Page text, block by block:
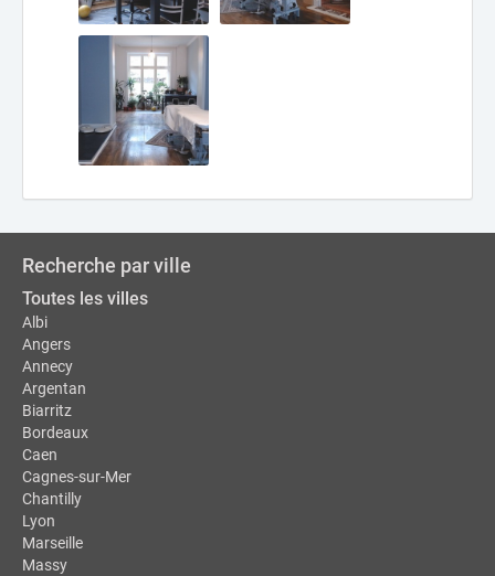
Recherche par ville
Toutes les villes
Albi
Angers
Annecy
Argentan
Biarritz
Bordeaux
Caen
Cagnes-sur-Mer
Chantilly
Lyon
Marseille
Massy